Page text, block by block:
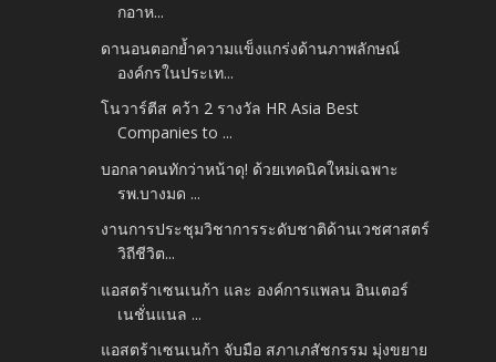
กอาห...
ดานอนตอกย้ำความแข็งแกร่งด้านภาพลักษณ์
องค์กรในประเท...
โนวาร์ตีส คว้า 2 รางวัล HR Asia Best
Companies to ...
บอกลาคนทักว่าหน้าดุ! ด้วยเทคนิคใหม่เฉพาะ
รพ.บางมด ...
งานการประชุมวิชาการระดับชาติด้านเวชศาสตร์
วิถีชีวิต...
แอสตร้าเซนเนก้า และ องค์การแพลน อินเตอร์
เนชั่นแนล ...
แอสตร้าเซนเนก้า จับมือ สภาเภสัชกรรม มุ่งขยาย